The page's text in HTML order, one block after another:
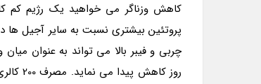
کاهش وزناگر می خواهید یک رژیم کم
چربی و فیبر بالا می تواند به عنوان